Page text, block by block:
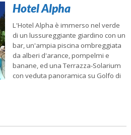
Hotel Alpha
L'Hotel Alpha è immerso nel verde
di un lussureggiante giardino con un
bar, un'ampia piscina ombreggiata
da alberi d'arance, pompelmi e
banane, ed una Terrazza-Solarium
con veduta panoramica su Golfo di